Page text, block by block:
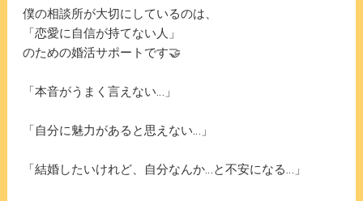
僕の相談所が大切にしているのは、
「恋愛に自信が持てない人」
のための婚活サポートです🤝
「本音がうまく言えない…」
「自分に魅力があると思えない…」
「結婚したいけれど、自分なんか…と不安になる…」